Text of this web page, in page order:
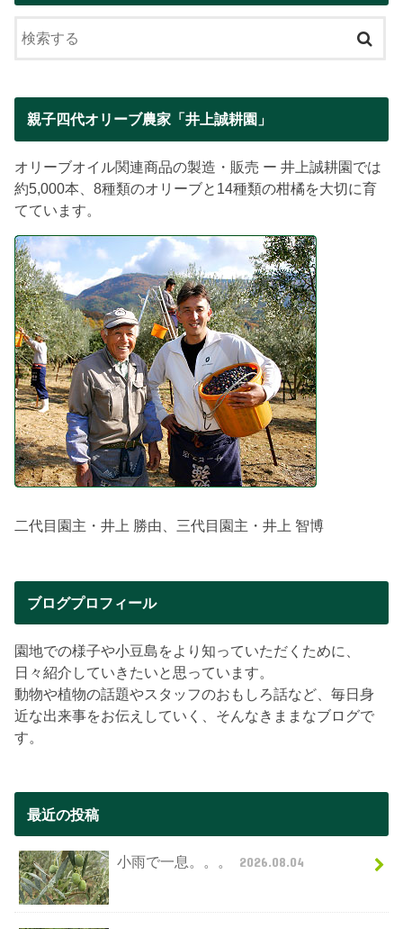
親子四代オリーブ農家「井上誠耕園」
オリーブオイル関連商品の製造・販売 ー 井上誠耕園では
約5,000本、8種類のオリーブと14種類の柑橘を大切に育
てています。
二代目園主・井上 勝由、三代目園主・井上 智博
ブログプロフィール
園地での様子や小豆島をより知っていただくために、
日々紹介していきたいと思っています。
動物や植物の話題やスタッフのおもしろ話など、毎日身
近な出来事をお伝えしていく、そんなきままなブログで
す。
最近の投稿
小雨で一息。。。 2026.08.04